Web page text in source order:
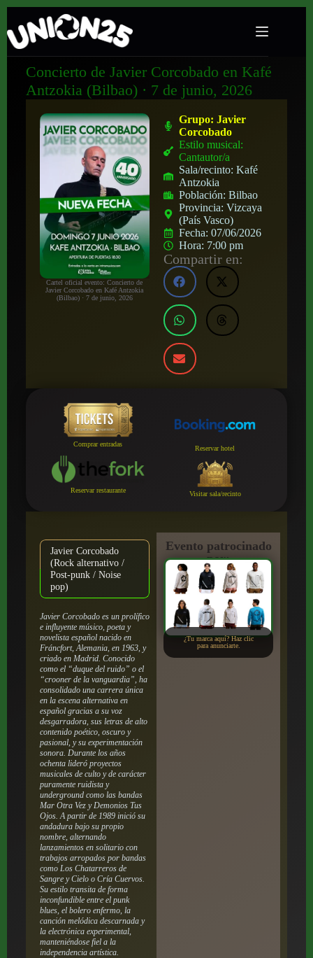
Concierto de Javier Corcobado en Kafé
Antzokia (Bilbao) · 7 de junio, 2026
Cartel oficial evento: Concierto de
Javier Corcobado en Kafé Antzokia
(Bilbao) · 7 de junio, 2026
Grupo:Javier
Corcobado
Estilo musical:
Cantautor/a
Sala/recinto:Kafé
Antzokia
Población:Bilbao
Provincia:Vizcaya
(País Vasco)
Fecha:07/06/2026
Hora: 7:00 pm
Compartir en:
Comprar entradas
Reservar hotel
Reservar restaurante Visitar sala/recinto
Javier Corcobado
(Rock alternativo /
Post-punk / Noise
pop)
Javier Corcobado es un prolífico
e influyente músico, poeta y
novelista español nacido en
Fráncfort, Alemania, en 1963, y
criado en Madrid. Conocido
como el “duque del ruido” o el
“crooner de la vanguardia”, ha
consolidado una carrera única
en la escena alternativa en
español gracias a su voz
desgarradora, sus letras de alto
contenido poético, oscuro y
pasional, y su experimentación
sonora. Durante los años
ochenta lideró proyectos
musicales de culto y de carácter
puramente ruidista y
underground como las bandas
Mar Otra Vez y Demonios Tus
Ojos. A partir de 1989 inició su
andadura bajo su propio
nombre, alternando
lanzamientos en solitario con
trabajos arropados por bandas
como Los Chatarreros de
Sangre y Cielo o Cría Cuervos.
Su estilo transita de forma
inconfundible entre el punk
blues, el bolero enfermo, la
canción melódica descarnada y
la electrónica experimental,
manteniéndose fiel a la
independencia artística.
Evento patrocinado
por:
¿Tu marca aquí? Haz clic
para anunciarte.